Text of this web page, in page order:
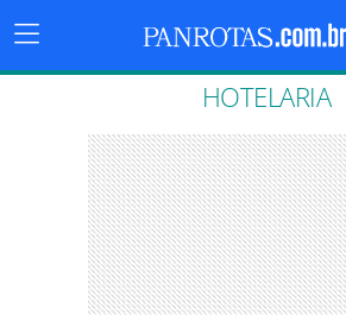
Menu
Principal
HOTELARIA